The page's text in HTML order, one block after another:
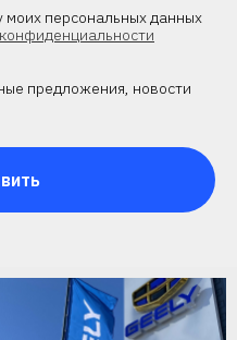
моих персональных данных
предложения, новости